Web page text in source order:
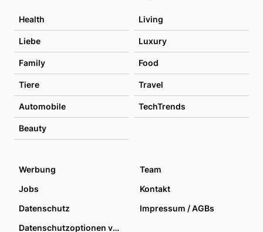
Health Living
Liebe Luxury
Family Food
Tiere Travel
Automobile TechTrends
Beauty
Werbung
Team
Jobs
Kontakt
Datenschutz
Impressum / AGBs
Datenschutzoptionen verwalten